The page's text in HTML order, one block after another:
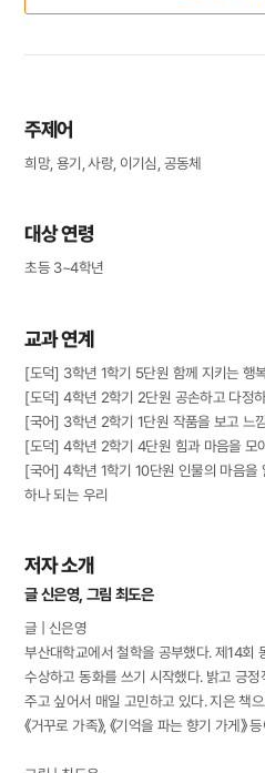
주제어
희망, 용기, 사랑, 이기심, 공동체
대상 연령
초등 3~4학년
교과 연계
[도덕] 3학년 1학기 5단원 함께 지키는 행
[도덕] 4학년 2학기 2단원 공손하고 다정
[국어] 3학년 2학기 1단원 작품을 보고 느
[도덕] 4학년 2학기 4단원 힘과 마음을 모
[국어] 4학년 1학기 10단원 인물의 마음
하나 되는 우리
저자 소개
글 신은영, 그림 최도은
글 | 신은영
부산대학교에서 철학을 공부했다. 제14회
수상하고 동화를 쓰기 시작했다. 밝고 긍
주고 싶어서 매일 고민하고 있다. 지은 책으
《거꾸로 가족》, 《기억을 파는 향기 가게》